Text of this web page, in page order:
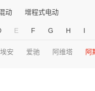
动 增程式电动
E F G H I
埃安 爱驰 阿维塔 阿